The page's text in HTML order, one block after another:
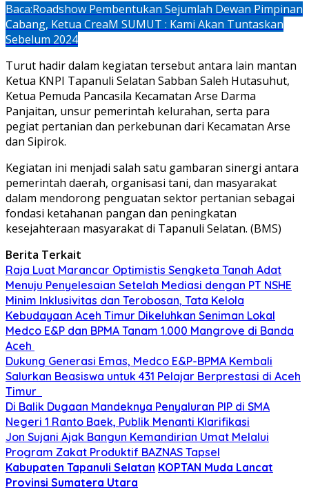
Baca:Roadshow Pembentukan Sejumlah Dewan Pimpinan
Cabang, Ketua CreaM SUMUT : Kami Akan Tuntaskan
Sebelum 2024
Turut hadir dalam kegiatan tersebut antara lain mantan
Ketua KNPI Tapanuli Selatan Sabban Saleh Hutasuhut,
Ketua Pemuda Pancasila Kecamatan Arse Darma
Panjaitan, unsur pemerintah kelurahan, serta para
pegiat pertanian dan perkebunan dari Kecamatan Arse
dan Sipirok.
Kegiatan ini menjadi salah satu gambaran sinergi antara
pemerintah daerah, organisasi tani, dan masyarakat
dalam mendorong penguatan sektor pertanian sebagai
fondasi ketahanan pangan dan peningkatan
kesejahteraan masyarakat di Tapanuli Selatan. (BMS)
Berita Terkait
Raja Luat Marancar Optimistis Sengketa Tanah Adat
Menuju Penyelesaian Setelah Mediasi dengan PT NSHE
Minim Inklusivitas dan Terobosan, Tata Kelola
Kebudayaan Aceh Timur Dikeluhkan Seniman Lokal
Medco E&P dan BPMA Tanam 1.000 Mangrove di Banda
Aceh
Dukung Generasi Emas, Medco E&P-BPMA Kembali
Salurkan Beasiswa untuk 431 Pelajar Berprestasi di Aceh
Timur ‎
Di Balik Dugaan Mandeknya Penyaluran PIP di SMA
Negeri 1 Ranto Baek, Publik Menanti Klarifikasi
Jon Sujani Ajak Bangun Kemandirian Umat Melalui
Program Zakat Produktif BAZNAS Tapsel
Kabupaten Tapanuli Selatan KOPTAN Muda Lancat
Provinsi Sumatera Utara